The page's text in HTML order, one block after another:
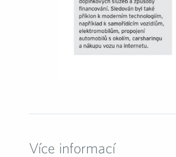
Více informací